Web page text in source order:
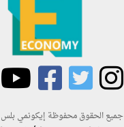
جميع الحقوق محفوظة إيكونمي بلس 2021 ©